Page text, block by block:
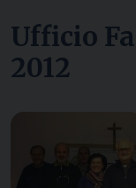
Ufficio
2012